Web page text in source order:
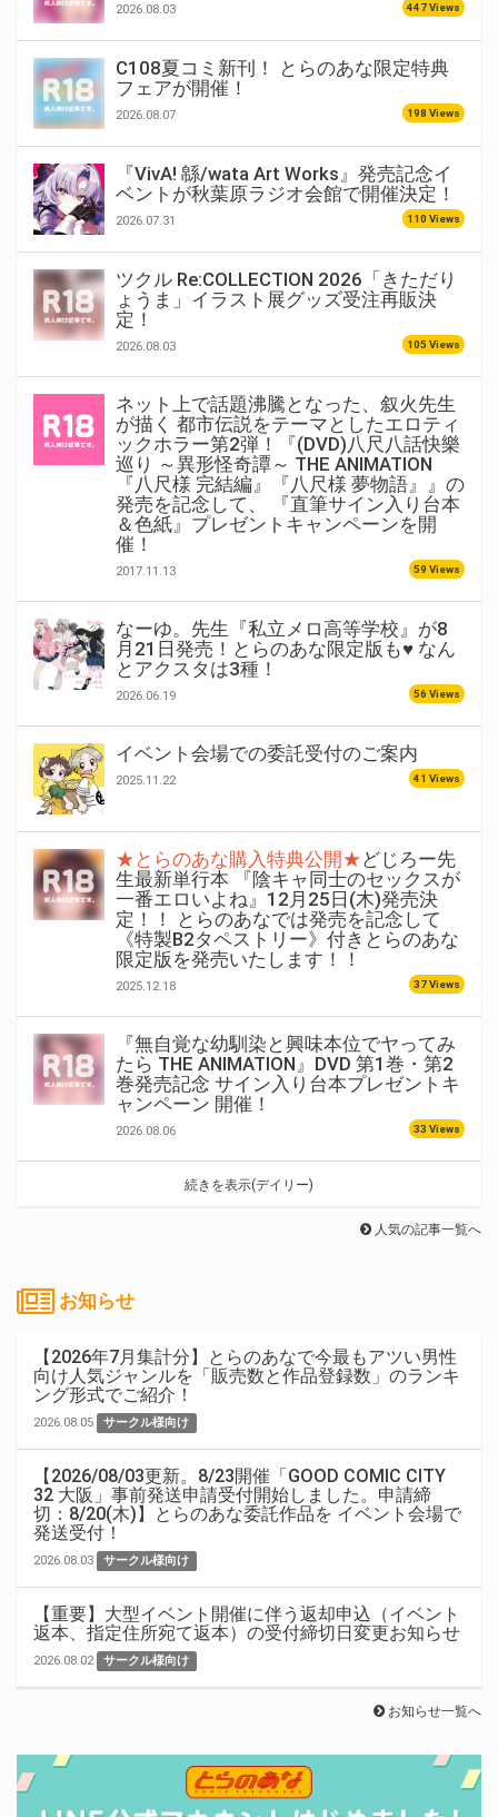
2026.08.03 447 Views
C108夏コミ新刊！ とらのあな限定特典
フェアが開催！
2026.08.07 198 Views
『VivA! 緜/wata Art Works』発売記念イ
ベントが秋葉原ラジオ会館で開催決定！
2026.07.31 110 Views
ツクル Re:COLLECTION 2026「きただり
ょうま」イラスト展グッズ受注再販決
定！
2026.08.03 105 Views
ネット上で話題沸騰となった、叙火先生
が描く 都市伝説をテーマとしたエロティ
ックホラー第2弾！『(DVD)八尺八話快樂
巡り ～異形怪奇譚～ THE ANIMATION
『八尺様 完結編』『八尺様 夢物語』』の
発売を記念して、 『直筆サイン入り台本
＆色紙』プレゼントキャンペーンを開
催！
2017.11.13 59 Views
なーゆ。先生『私立メロ高等学校』が8
月21日発売！とらのあな限定版も♥ なん
とアクスタは3種！
2026.06.19 56 Views
イベント会場での委託受付のご案内
2025.11.22 41 Views
★とらのあな購入特典公開★どじろー先
生最新単行本 『陰キャ同士のセックスが
一番エロいよね』12月25日(木)発売決
定！！ とらのあなでは発売を記念して
《特製B2タペストリー》付きとらのあな
限定版を発売いたします！！
2025.12.18 37 Views
『無自覚な幼馴染と興味本位でヤってみ
たら THE ANIMATION』DVD 第1巻・第2
巻発売記念 サイン入り台本プレゼントキ
ャンペーン 開催！
2026.08.06 33 Views
続きを表示(デイリー)
人気の記事一覧へ
お知らせ
【2026年7月集計分】とらのあなで今最もアツい男性
向け人気ジャンルを「販売数と作品登録数」のランキ
ング形式でご紹介！
2026.08.05 サークル様向け
【2026/08/03更新。8/23開催「GOOD COMIC CITY
32 大阪」事前発送申請受付開始しました。申請締
切：8/20(木)】とらのあな委託作品を イベント会場で
発送受付！
2026.08.03 サークル様向け
【重要】大型イベント開催に伴う返却申込（イベント
返本、指定住所宛て返本）の受付締切日変更お知らせ
2026.08.02 サークル様向け
お知らせ一覧へ